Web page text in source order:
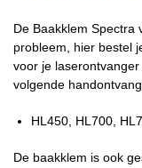
De Baakklem Spectra
probleem, hier bestel
voor je
volgende
HL450, HL700,
De baakklem is ook